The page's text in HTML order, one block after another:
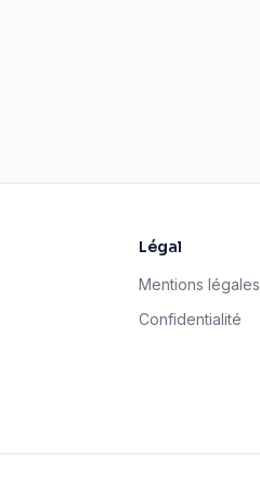
Légal
Mentions légales
Confidentialité